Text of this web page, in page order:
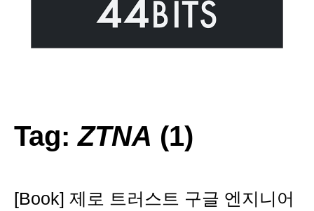
Tag:ZTNA (1)
[Book] 제로 트러스트 구글 엔지니어